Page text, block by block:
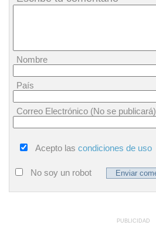
Nombre
País
Correo Electrónico (No se publicará)
Acepto las condiciones de uso
No soy un robot
PUBLICIDAD